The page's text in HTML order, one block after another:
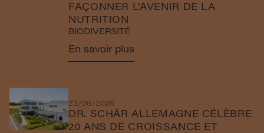
FAÇONNER L’AVENIR DE LA
NUTRITION
BIODIVERSITÉ
En savoir plus
23/06/2026
DR. SCHÄR ALLEMAGNE CÉLÈBRE
20 ANS DE CROISSANCE ET